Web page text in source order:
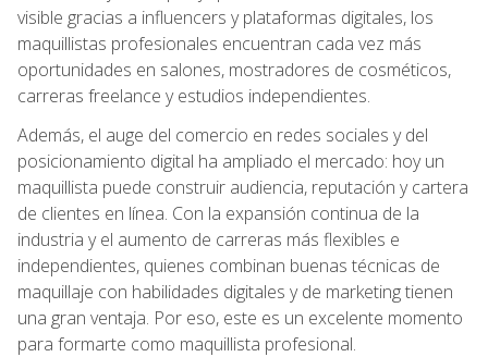
visible gracias a influencers y plataformas digitales, los
maquillistas profesionales encuentran cada vez más
oportunidades en salones, mostradores de cosméticos,
carreras freelance y estudios independientes.
Además, el auge del comercio en redes sociales y del
posicionamiento digital ha ampliado el mercado: hoy un
maquillista puede construir audiencia, reputación y cartera
de clientes en línea. Con la expansión continua de la
industria y el aumento de carreras más flexibles e
independientes, quienes combinan buenas técnicas de
maquillaje con habilidades digitales y de marketing tienen
una gran ventaja. Por eso, este es un excelente momento
para formarte como maquillista profesional.